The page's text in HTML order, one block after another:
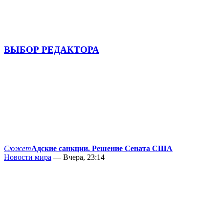
ВЫБОР РЕДАКТОРА
СюжетАдские санкции. Решение Сената США
Новости мира — Вчера, 23:14